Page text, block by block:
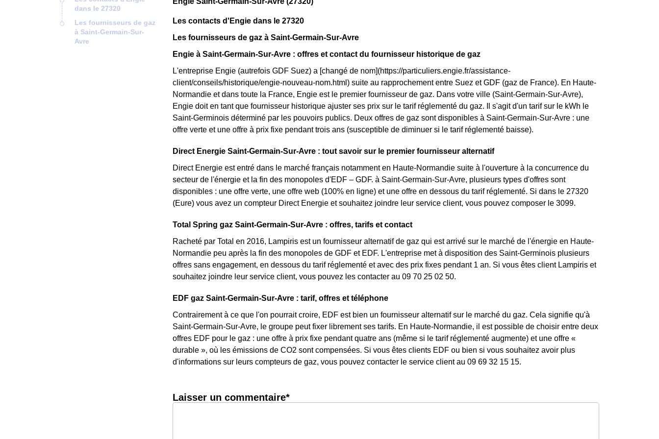
dans le 27320
Les fournisseurs de gaz
à Saint-Germain-Sur-
Avre
Les contacts d'Engie dans le 27320
Les fournisseurs de gaz à Saint-Germain-Sur-Avre
Engie à Saint-Germain-Sur-Avre : offres et contact du fournisseur historique de gaz
L'entreprise Engie (autrefois GDF Suez) a [changé de nom](https://particuliers.engie.fr/assistance-
client/conseils/historique/engie-nouveau-nom.html) suite au rapprochement entre Suez et GDF (gaz de France). En Haute-
Normandie et dans toute la France, Engie est le premier fournisseur de gaz. Dans votre ville (Saint-Germain-Sur-Avre),
Engie doit en tant que fournisseur historique ajuster ses prix sur le tarif réglementé du gaz. Il s'agit d'un tarif sur le kWh le
Saint-Germinois déterminé par les pouvoirs publics. Deux offres de gaz sont disponibles à Saint-Germain-Sur-Avre : une
offre verte et une offre à prix fixe pendant trois ans (susceptible de diminuer si le tarif réglementé baisse).
Direct Energie Saint-Germain-Sur-Avre : tout savoir sur le premier fournisseur alternatif
Direct Energie est entré dans le marché français notamment en Haute-Normandie suite à l'ouverture à la concurrence du
secteur de l'énergie et la fin des monopoles d'EDF – GDF. à Saint-Germain-Sur-Avre, plusieurs types d'offres sont
disponibles : une offre verte, une offre web (100% en ligne) et une offre en dessous du tarif réglementé. Si dans le 27320
(Eure) vous avez un compteur Direct Energie et souhaitez joindre leur service client, vous pouvez composer le 3099.
Total Spring gaz Saint-Germain-Sur-Avre : offres, tarifs et contact
Racheté par Total en 2016, Lampiris est un fournisseur alternatif de gaz qui est arrivé sur le marché de l'énergie en Haute-
Normandie peu après la fin des monopoles de GDF et EDF. L'entreprise met à disposition des Saint-Germinois plusieurs
offres sans engagement, en dessous du tarif réglementé et avec des prix fixes pendant 1 an. Si vous êtes client Lampiris et
souhaitez joindre leur service client, vous pouvez les contacter au 09 70 25 02 50.
EDF gaz Saint-Germain-Sur-Avre : tarif, offres et téléphone
Contrairement à ce que l'on pourrait croire, EDF est bien un fournisseur alternatif sur le marché du gaz. Cela signifie qu'à
Saint-Germain-Sur-Avre, le groupe peut fixer librement ses tarifs. En Haute-Normandie, il est possible de choisir entre deux
offres EDF pour le gaz : une offre à prix fixe pendant quatre ans (même si le tarif réglementé augmente) et une offre «
durable », où les émissions de CO2 sont compensées. Si vous êtes clients EDF ou bien si vous souhaitez avoir plus
d'informations sur leurs compteurs de gaz, vous pouvez contacter le service client au 09 69 32 15 15.
Laisser un commentaire*